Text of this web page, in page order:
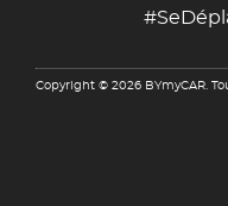
Copyright © 2026 BYmyCAR.